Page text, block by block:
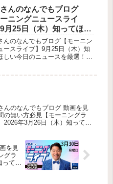
）理三党会談の目的制度の意義と
術的課題の認識物価高対策との
治資金の透明性強化
んのなんでもブログ
ーニングニュースライ
月25日（木）知ってほし
のニュースを厳選！い
が生解説する新聞情報
ュースチェック【 10分解
んのなんでもブログ【モーニン
ースライブ】9月25日（木）知
しい今日のニュースを厳選！い
家承認に関する首相発言ペット
セラピードッグの取り組みZ世
かわいい」の価値観
んのなんでもブログ 動画を見
の無い方必見【モーニングラ
2026年3月26日（木）知ってほ
ニュース / 生配信 / 中道動画 】
スト要約
を見
グラ
てほ